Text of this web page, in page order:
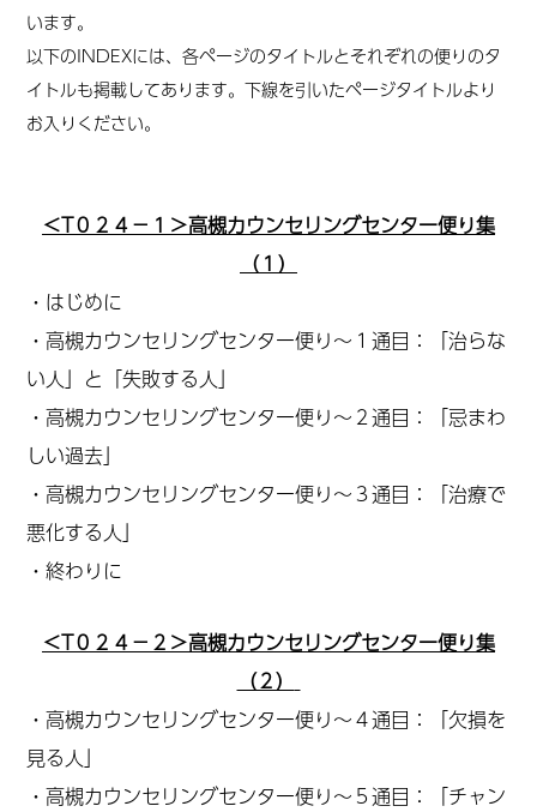
います。
以下のINDEXには、各ページのタイトルとそれぞれの便りのタ
イトルも掲載してあります。下線を引いたページタイトルより
お入りください。
＜T０２４－１＞高槻カウンセリングセンター便り集
（１）
・はじめに
・高槻カウンセリングセンター便り～１通目：「治らな
い人」と「失敗する人」
・高槻カウンセリングセンター便り～２通目：「忌まわ
しい過去」
・高槻カウンセリングセンター便り～３通目：「治療で
悪化する人」
・終わりに
＜T０２４－２＞高槻カウンセリングセンター便り集
（２）
・高槻カウンセリングセンター便り～４通目：「欠損を
見る人」
・高槻カウンセリングセンター便り～５通目：「チャン